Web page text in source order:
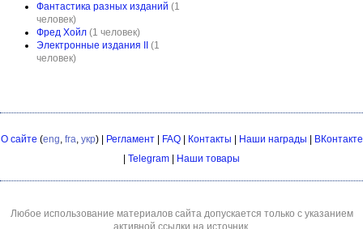
Фантастика разных изданий (1
человек)
Фред Хойл (1 человек)
Электронные издания II
(1
человек)
О сайте (eng, fra, укр) | Регламент| FAQ| Контакты Наши награды
ВКонтакте
Telegram Наши товары
Любое использование материалов сайта допускается только с указанием
активной ссылки на источник.